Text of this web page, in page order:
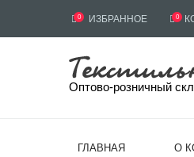
0 ИЗБРАННОЕ 0
Оптово-розничный
ГЛАВНАЯ О